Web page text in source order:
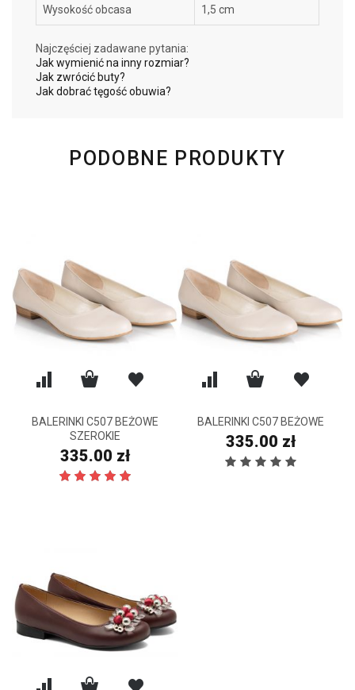
Wysokość obcasa 1,5 cm
Najczęściej zadawane pytania:
Jak wymienić na inny rozmiar?
Jak zwrócić buty?
Jak dobrać tęgość obuwia?
PODOBNE PRODUKTY
BALERINKI C507 BEŻOWE
SZEROKIE
335.00 zł
BALERINKI C507 BEŻOWE
335.00 zł